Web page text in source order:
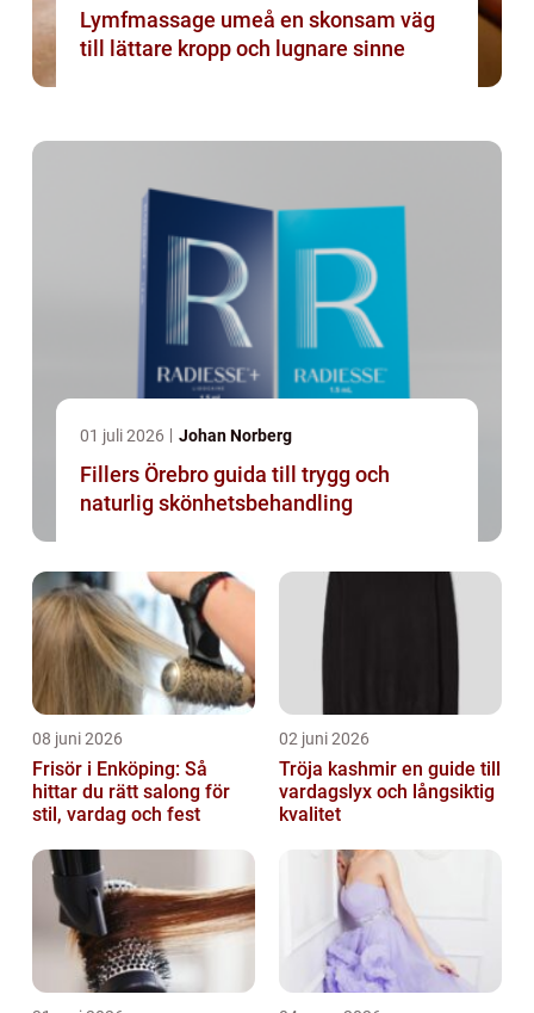
Lymfmassage umeå en skonsam väg
till lättare kropp och lugnare sinne
01 juli 2026 Johan Norberg
Fillers Örebro guida till trygg och
naturlig skönhetsbehandling
08 juni 2026
Frisör i Enköping: Så
hittar du rätt salong för
stil, vardag och fest
02 juni 2026
Tröja kashmir en guide till
vardagslyx och långsiktig
kvalitet